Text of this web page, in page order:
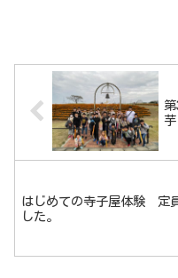
芋
はじめての寺子屋体験 定
した。